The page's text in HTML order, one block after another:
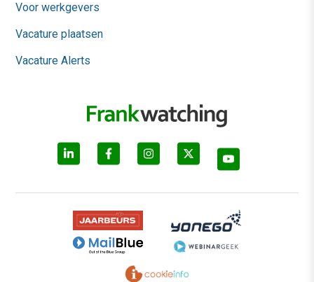
Voor werkgevers
Vacature plaatsen
Vacature Alerts